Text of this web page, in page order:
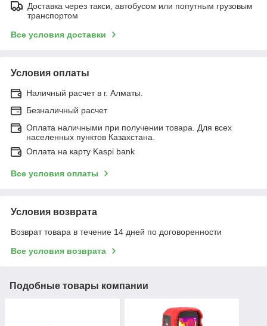
Доставка через такси, автобусом или попутным грузовым
транспортом
Все условия доставки
Условия оплаты
Наличный расчет в г. Алматы.
Безналичный расчет
Оплата наличными при получении товара. Для всех
населенных пунктов Казахстана.
Оплата на карту Kaspi bank
Все условия оплаты
Условия возврата
Возврат товара в течение 14 дней по договоренности
Все условия возврата
Подобные товары компании